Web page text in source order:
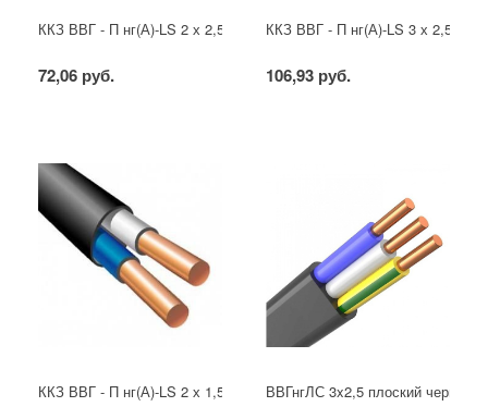
ККЗ ВВГ - П нг(А)-LS 2 х 2,5 ГОСТ
72,06 руб.
ККЗ ВВГ - П нг(А)-LS 3 х 2,5
106,93 руб.
ККЗ ВВГ - П нг(А)-LS 2 х 1,5 ГОСТ ВВГнгЛС 3x2,5 плоский черный